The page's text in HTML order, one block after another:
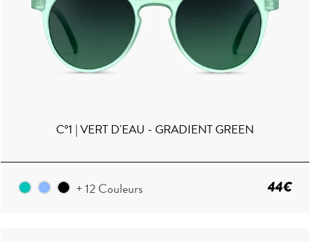
C°1 | VERT D'EAU - GRADIENT GREEN
+ 12 Couleurs 44€